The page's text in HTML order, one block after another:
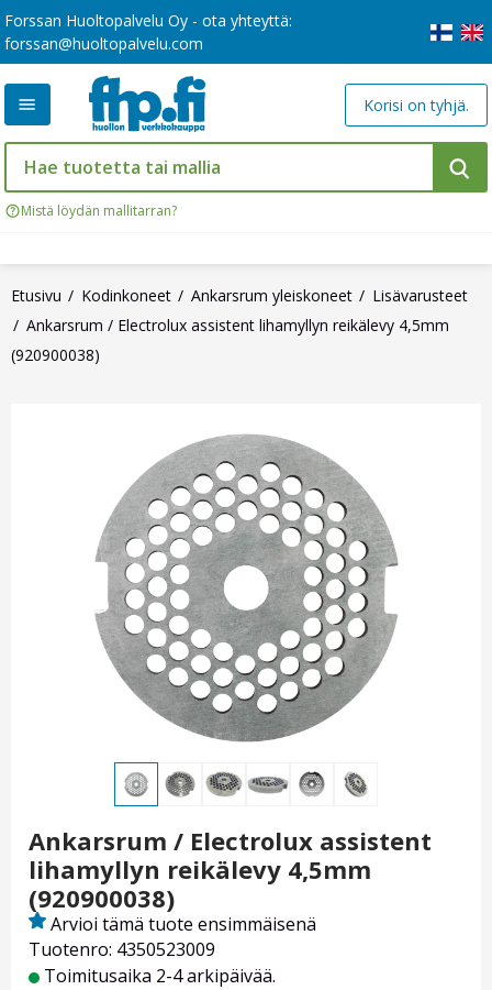
Forssan Huoltopalvelu Oy - ota yhteyttä:
forssan@huoltopalvelu.com
Mistä löydän mallitarran?
Korisi on tyhjä.
Etusivu Kodinkoneet Ankarsrum yleiskoneet
Lisävarusteet
Ankarsrum / Electrolux assistent lihamyllyn reikälevy 4,5mm
(920900038)
Ankarsrum / Electrolux assistent
lihamyllyn reikälevy 4,5mm
(920900038)
Tuotenro: 4350523009
Arvioi tämä tuote ensimmäisenä
Toimitusaika 2-4 arkipäivää.